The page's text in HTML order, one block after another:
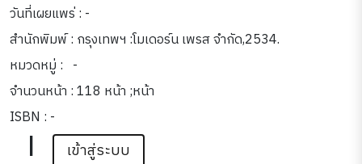
วันที่เผยแพร่ : -
สำนักพิมพ์ : กรุงเทพฯ :โมเดอร์น เพรส จำกัด,2534.
หมวดหมู่ : -
จำนวนหน้า : 118 หน้า ;หน้า
ISBN : -
| เข้าสู่ระบบ